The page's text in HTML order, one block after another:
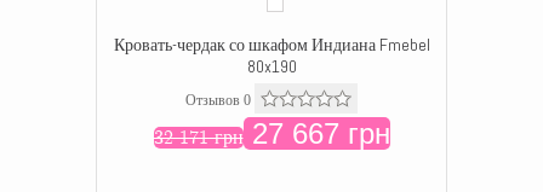
Кровать-чердак со шкафом Индиана Fmebel
80x190
Отзывов 0
32 171 грн27 667 грн